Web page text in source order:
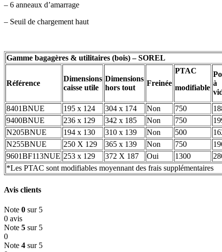
– 6 anneaux d’amarrage
– Seuil de chargement haut
Gamme bagagères & utilitaires (bois) – SOREL
Référence
Dimensions
caisse utile
Dimensions
hors tout
Freinée
PTAC
modifiable
à
8401BNUE
195 x 124 304 x 174 Non 750
9400BNUE
236 x 129 342 x 185 Non 750
N205BNUE
194 x 130 310 x 139 Non 500
N255BNUE
250 X 129 365 x 139 Non 750
9601BF113NUE 253 x 129 372 X 187 Oui 1300
*Les PTAC sont modifiables moyennant des frais supplémentaires
Avis clients
Note 0 sur 5
0 avis
Note 5 sur 5
0
Note 4 sur 5